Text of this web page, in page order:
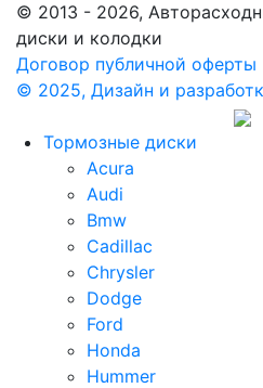
© 2013 - 2026,
диски и колодки
Договор публичной оферты
© 2025, Дизайн и
Тормозные диски
Acura
Audi
Bmw
Cadillac
Chrysler
Dodge
Ford
Honda
Hummer